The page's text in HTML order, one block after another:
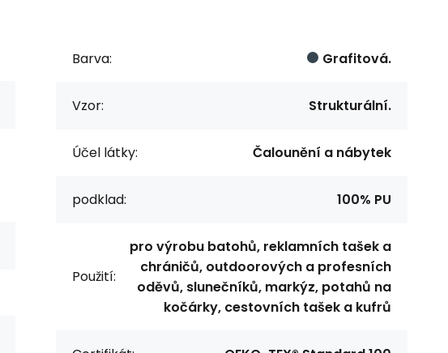
Barva: Grafitová.
Vzor: Strukturální.
Účel látky: Čalounění a nábytek
podklad: 100% PU
Použití:
pro výrobu batohů, reklamních tašek a
chráničů, outdoorových a profesních
oděvů, slunečníků, markýz, potahů na
kočárky, cestovních tašek a kufrů